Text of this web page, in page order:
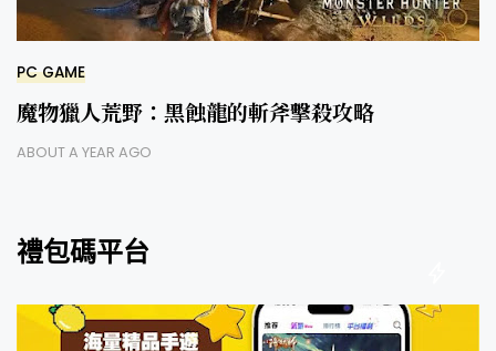
PC GAME
魔物獵人荒野：黑蝕龍的斬斧擊殺攻略
ABOUT A YEAR AGO
禮包碼平台